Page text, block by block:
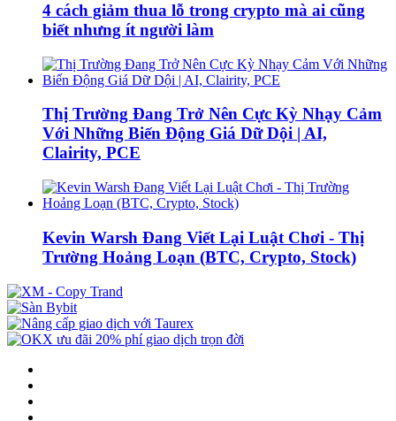
4 cách giảm thua lỗ trong crypto mà ai cũng
biết nhưng ít người làm
Thị Trường Đang Trở Nên Cực Kỳ Nhạy Cảm
Với Những Biến Động Giá Dữ Dội | AI,
Clairity, PCE
Kevin Warsh Đang Viết Lại Luật Chơi - Thị
Trường Hoảng Loạn (BTC, Crypto, Stock)